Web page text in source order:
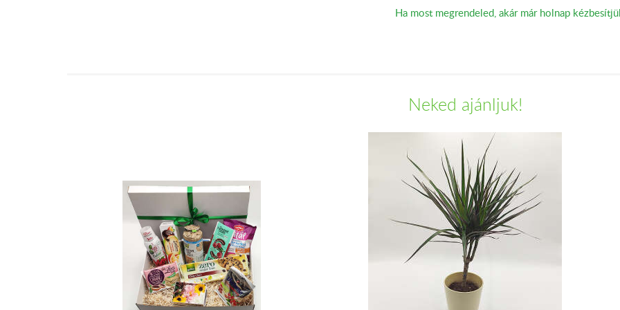
Ha most megrendeled, akár már holnap
Neked ajánljuk!